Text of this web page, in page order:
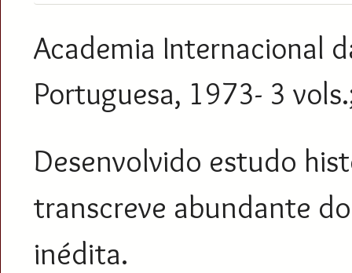
Academia Internacional
Portuguesa, 1973- 3
Desenvolvido estudo
transcreve abundante
inédita.